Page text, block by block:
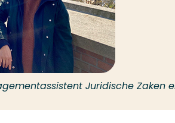
Juridische Zaken